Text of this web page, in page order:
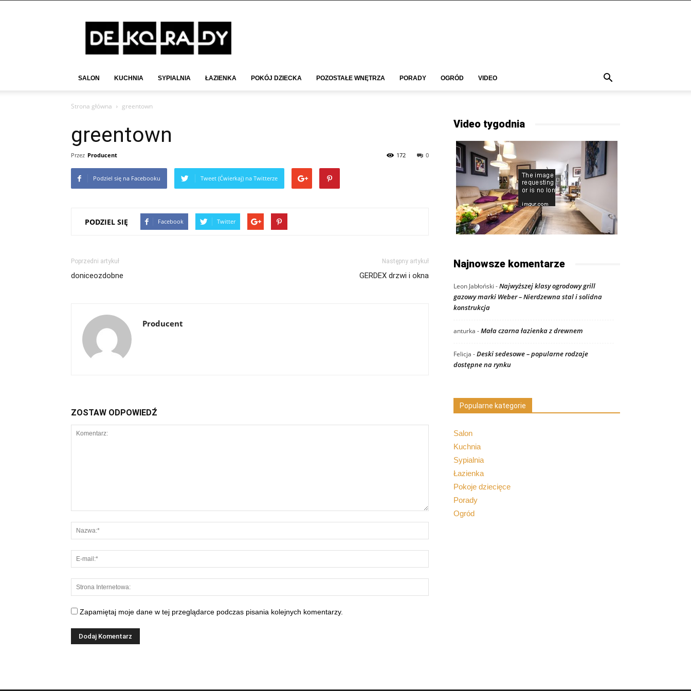
Deko-
Rady.pl
SALON KUCHNIA SYPIALNIA ŁAZIENKA POKÓJ DZIECKA POZOSTAŁE WNĘTRZA PORADY OGRÓD VIDEO
Strona główna greentown
greentown
Przez Producent 0
172
Podziel się na Facebooku Tweet (Ćwierkaj) na Twitterze
PODZIEL SIĘ Facebook Twitter
Poprzedni artykuł
doniceozdobne
Następny artykuł
GERDEX drzwi i okna
Producent
ZOSTAW ODPOWIEDŹ
Zapamiętaj moje dane w tej przeglądarce podczas pisania kolejnych komentarzy.
Video tygodnia
Najnowsze komentarze
Leon Jabłoński -Najwyższej klasy ogrodowy grill
gazowy marki Weber – Nierdzewna stal i solidna
konstrukcja
anturka -Mała czarna łazienka z drewnem
Felicja -Deski sedesowe – popularne rodzaje
dostępne na rynku
Popularne kategorie
Salon
Kuchnia
Sypialnia
Łazienka
Pokoje dziecięce
Porady
Ogród